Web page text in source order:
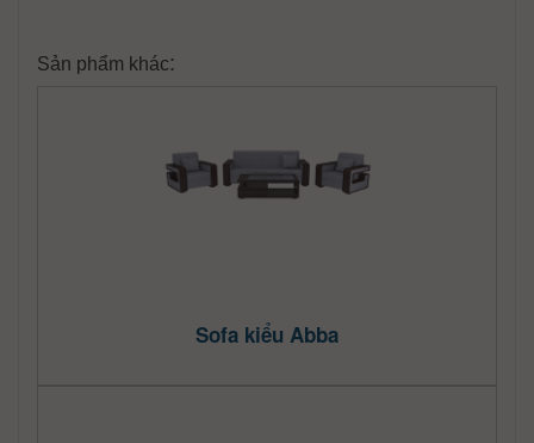
Sản phẩm khác:
Sofa kiểu Abba